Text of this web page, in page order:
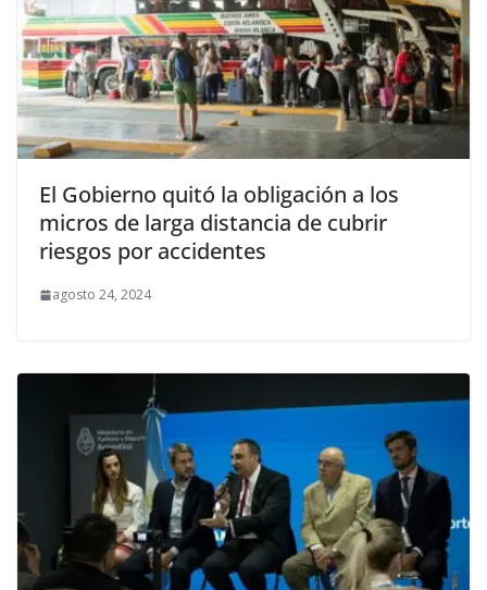
El Gobierno quitó la obligación a los
micros de larga distancia de cubrir
riesgos por accidentes
agosto 24, 2024